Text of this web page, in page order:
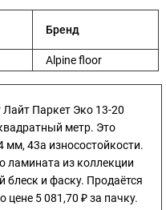
Бренд
Alpine floor
Паркет Эко 13-20
метр. Это
43а износостойкости.
ламината из коллекции
блеск и фаску. Продаётся
5 081,70 ₽ за пачку.